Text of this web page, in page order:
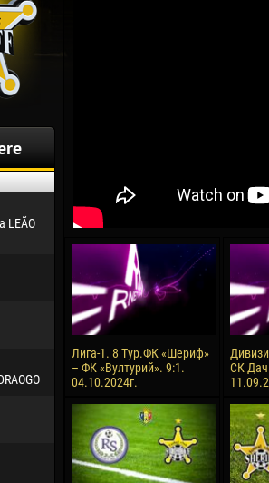
LEÃO
30 January
Dhoraso Moreo KLAS
24 February
Vladislav COSTIN
02 March
Veaceslav COZMA
09 March
Emmanuel AFETSE
Jayder Moreno ASPRILLA
22 March
Samba KONÉ
04
13
24
15
28
Лига-1. 8 Тур.ФК «Шериф»
– ФК «Вултурий». 9:1.
04.10.2024г.
СК